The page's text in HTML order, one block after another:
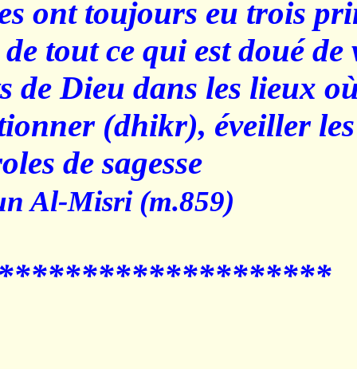
Les sages ont toujours
secours de tout ce qui
bienfaits de Dieu dans
Le mentionner (dhikr),
des paroles de sagesse.
Dhul-Nun Al-Misri